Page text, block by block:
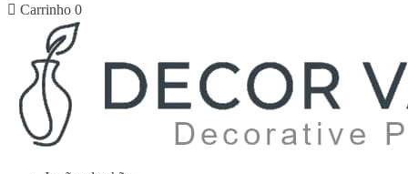
 Carrinho 0